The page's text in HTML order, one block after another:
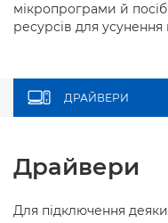
мікропрограми й
ресурсів для усунення
ДРАЙВЕРИ
Драйвери
Для підключення